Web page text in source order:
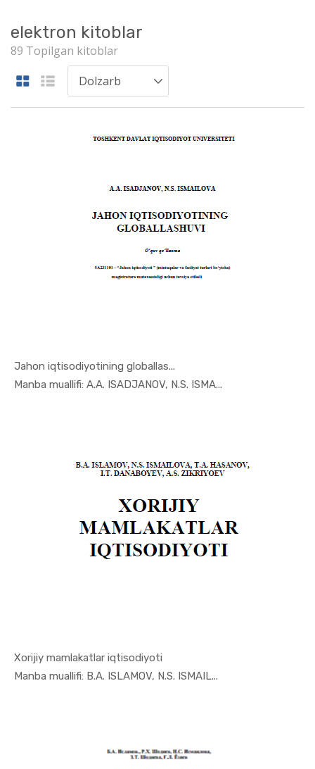
elektron kitoblar
89 Topilgan kitoblar
Jahon iqtisodiyotining globallas...
Manba muallifi: A.A. ISADJANOV, N.S. ISMA...
In Jahon i...
Xorijiy mamlakatlar iqtisodiyoti
Manba muallifi: B.A. ISLAMOV, N.S. ISMAIL...
In Jahon i...